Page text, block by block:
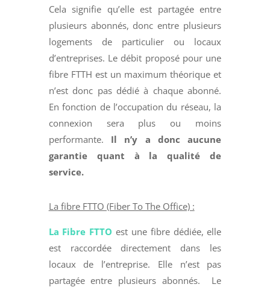
Cela signifie qu’elle est partagée entre
plusieurs abonnés, donc entre plusieurs
logements de particulier ou locaux
d’entreprises. Le débit proposé pour une
fibre FTTH est un maximum théorique et
n’est donc pas dédié à chaque abonné.
En fonction de l’occupation du réseau, la
connexion sera plus ou moins
performante. Il n’y a donc aucune
garantie quant à la qualité de
service.
La fibre FTTO (Fiber To The Office) :
La Fibre FTTO est une fibre dédiée, elle
est raccordée directement dans les
locaux de l’entreprise. Elle n’est pas
partagée entre plusieurs abonnés. Le